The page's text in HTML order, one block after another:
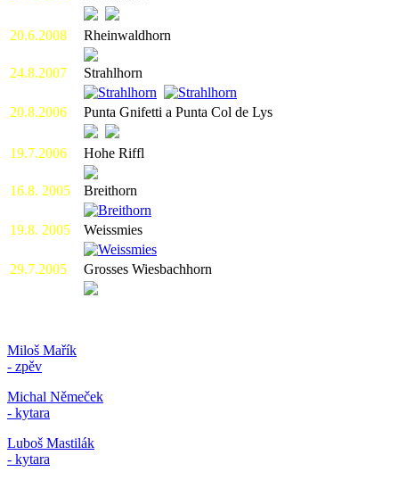
20.6.2008 Rheinwaldhorn
24.8.2007 Strahlhorn
20.8.2006 Punta Gnifetti a Punta Col de Lys
19.7.2006 Hohe Riffl
16.8. 2005 Breithorn
19.8. 2005 Weissmies
29.7.2005 Grosses Wiesbachhorn
Miloš Mařík
- zpěv
Michal Němeček
- kytara
Luboš Mastilák
- kytara